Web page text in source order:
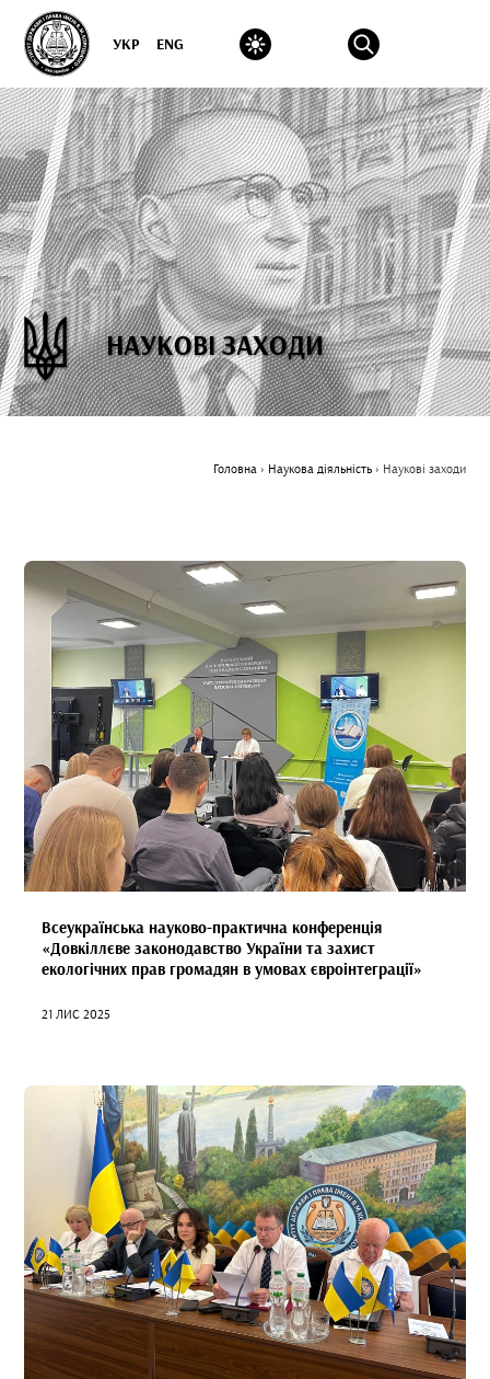
УКР ENG
НАУКОВІ ЗАХОДИ
Головна› Наукова діяльність› Наукові заходи
Всеукраїнська науково-практична конференція
«Довкіллєве законодавство України та захист
екологічних прав громадян в умовах євроінтеграції»
21 ЛИС 2025